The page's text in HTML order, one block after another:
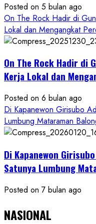
Posted on 5 bulan ago
On The Rock Hadir di
Lokal dan Mengangkat
On The Rock Hadir di
Kerja Lokal dan
Posted on 6 bulan ago
Di Kapanewon Girisubo
Lumbung Mataraman
Di Kapanewon
Satunya Lumbung
Posted on 7 bulan ago
NASIONAL